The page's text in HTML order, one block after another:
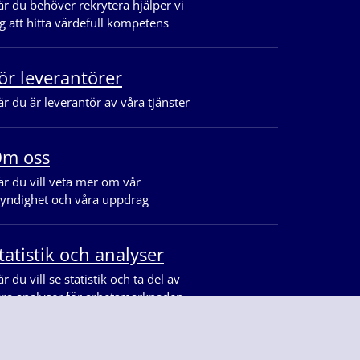
du behöver rekrytera hjälper vi
att hitta värdefull kompetens
leverantörer
du är leverantör av våra tjänster
oss
du vill veta mer om vår
och våra uppdrag
och analyser
du vill se statistik och ta del av
analyser för arbetsmarknaden